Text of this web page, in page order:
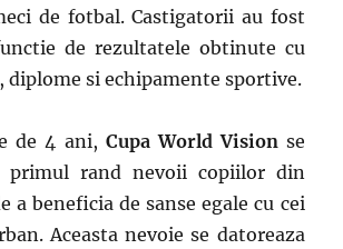
de fotbal. Castigatorii au fost
de rezultatele obtinute cu
diplome si echipamente sportive.
de 4 ani, Cupa World Visionse
primul rand nevoii copiilor din
a beneficia de sanse egale cu cei
Aceasta nevoie se datoreaza